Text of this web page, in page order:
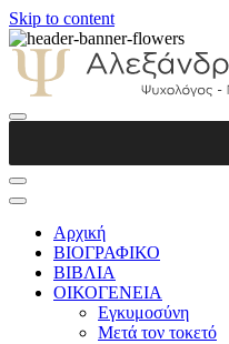
Skip to content
Παιδοψυχολόγος
Αρχική
ΒΙΟΓΡΑΦΙΚΟ
ΒΙΒΛΙΑ
ΟΙΚΟΓΕΝΕΙΑ
Εγκυμοσύνη
Μετά τον τοκετό